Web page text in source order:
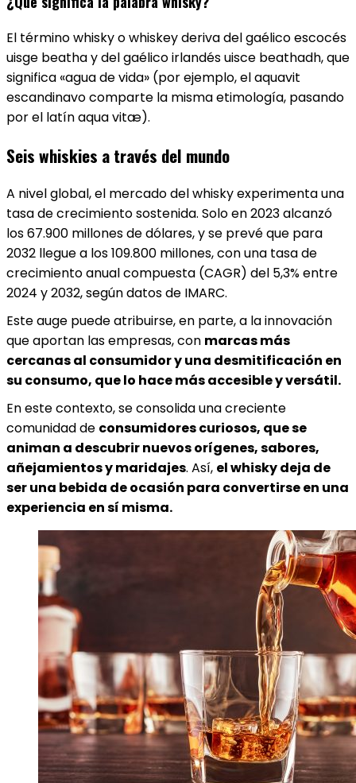
El término whisky o whiskey deriva del gaélico escocés
uisge beatha y del gaélico irlandés uisce beathadh, que
significa «agua de vida» (por ejemplo, el aquavit
escandinavo comparte la misma etimología, pasando
por el latín aqua vitæ).
Seis whiskies a través del mundo
A nivel global, el mercado del whisky experimenta una
tasa de crecimiento sostenida. Solo en 2023 alcanzó
los 67.900 millones de dólares, y se prevé que para
2032 llegue a los 109.800 millones, con una tasa de
crecimiento anual compuesta (CAGR) del 5,3% entre
2024 y 2032, según datos de IMARC.
Este auge puede atribuirse, en parte, a la innovación
que aportan las empresas, con marcas más
cercanas al consumidor y una desmitificación en
su consumo, que lo hace más accesible y versátil.
En este contexto, se consolida una creciente
comunidad de consumidores curiosos, que se
animan a descubrir nuevos orígenes, sabores,
añejamientos y maridajes. Así, el whisky deja de
ser una bebida de ocasión para convertirse en una
experiencia en sí misma.